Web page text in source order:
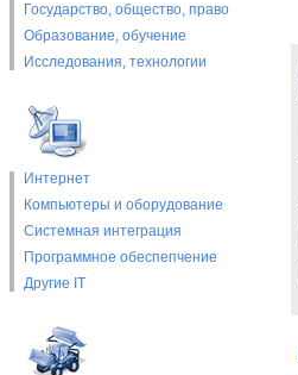
Государство, общество, право
Образование, обучение
Исследования, технологии
Интернет
Компьютеры и оборудование
Системная интеграция
Программное обеспепчение
Другие IT